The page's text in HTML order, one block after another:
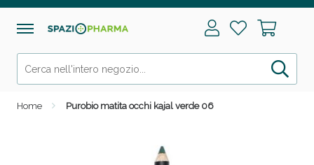
Home Purobio matita occhi kajal verde 06